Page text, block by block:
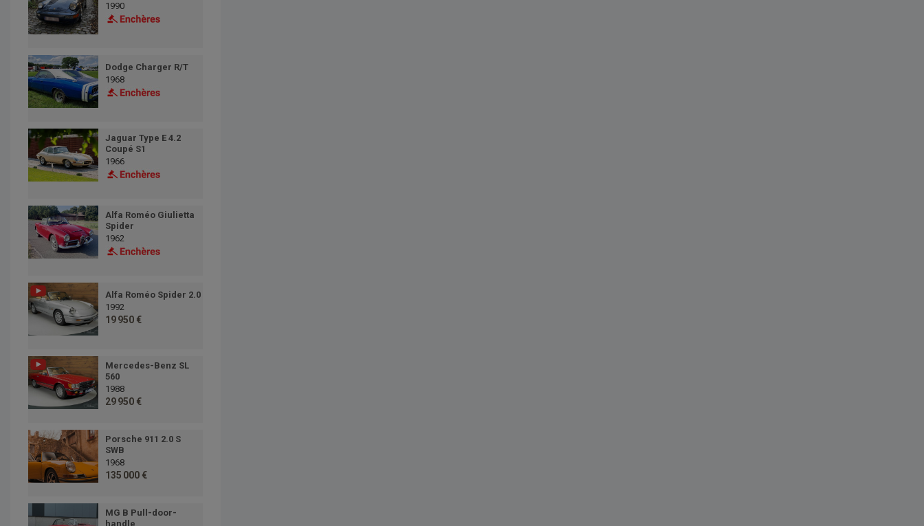
1990
Dodge Charger R/T
1968
Jaguar Type E 4.2
Coupé S1
1966
Alfa Roméo Giulietta
Spider
1962
Alfa Roméo Spider 2.0
1992
19 950 €
Mercedes-Benz SL
560
1988
29 950 €
Porsche 911 2.0 S
SWB
1968
135 000 €
MG B Pull-door-
handle